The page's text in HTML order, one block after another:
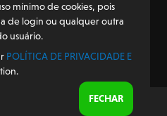
no Reino Unido
mínimo de cookies, pois
de login ou qualquer outra
usuário.
POLÍTICA DE PRIVACIDADE E
FECHAR